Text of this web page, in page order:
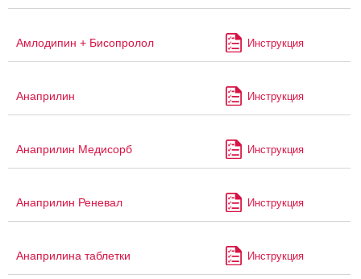
Амлодипин + Бисопролол Инструкция
Анаприлин Инструкция
Анаприлин Медисорб Инструкция
Анаприлин Реневал Инструкция
Анаприлина таблетки Инструкция